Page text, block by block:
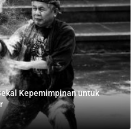
Kepemimpinan untuk